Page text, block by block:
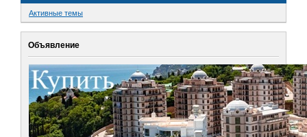
Активные темы
Объявление